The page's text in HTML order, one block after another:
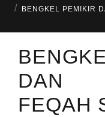
BENGKEL PEMIKIR
DAN
FEQAH